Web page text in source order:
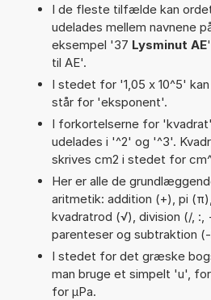
I de fleste tilfælde kan
udelades mellem navnene
eksempel '37 Lysminut AE'
til AE'.
I stedet for '1,05 x 10^5'
står for 'eksponent'.
I forkortelserne for
udelades i '^2' og '^3'.
skrives cm2 i stedet for
Her er alle de
aritmetik: addition (+), pi
kvadratrod (√), division (/, :,
parenteser og subtraktion
I stedet for det græske
man bruge et simpelt 'u',
for µPa.